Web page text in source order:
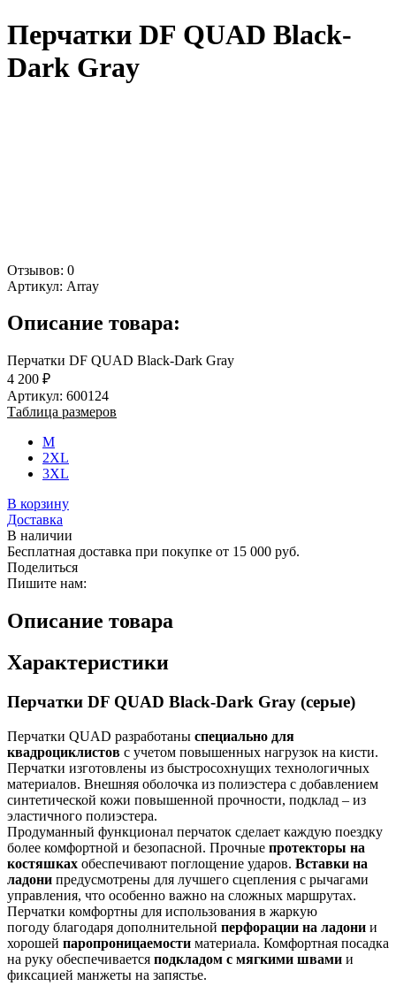
Перчатки DF QUAD Black-
Dark Gray
Отзывов: 0
Артикул: Array
Описание товара:
Перчатки DF QUAD Black-Dark Gray
4 200 ₽
Артикул: 600124
Таблица размеров
M
2XL
3XL
В корзину
Доставка
В наличии
Бесплатная доставка при покупке от 15 000 руб.
Поделиться
Пишите нам:
Описание товара
Характеристики
Перчатки DF QUAD Black-Dark Gray (серые)
Перчатки QUAD разработаны специально для
квадроциклистов с учетом повышенных нагрузок на кисти.
Перчатки изготовлены из быстросохнущих технологичных
материалов. Внешняя оболочка из полиэстера с добавлением
синтетической кожи повышенной прочности, подклад – из
эластичного полиэстера.
Продуманный функционал перчаток сделает каждую поездку
более комфортной и безопасной. Прочные протекторы на
костяшках обеспечивают поглощение ударов. Вставки на
ладони предусмотрены для лучшего сцепления с рычагами
управления, что особенно важно на сложных маршрутах.
Перчатки комфортны для использования в жаркую
погоду благодаря дополнительной перфорации на ладони и
хорошей паропроницаемости материала. Комфортная посадка
на руку обеспечивается подкладом с мягкими швами и
фиксацией манжеты на запястье.